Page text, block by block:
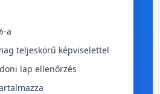
a
teljeskörű képviselettel
lap ellenőrzés